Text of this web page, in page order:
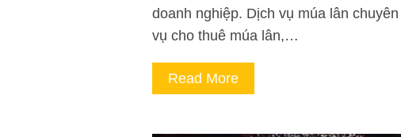
doanh nghiệp. Dịch vụ múa lân
vụ cho thuê múa lân,…
Read More